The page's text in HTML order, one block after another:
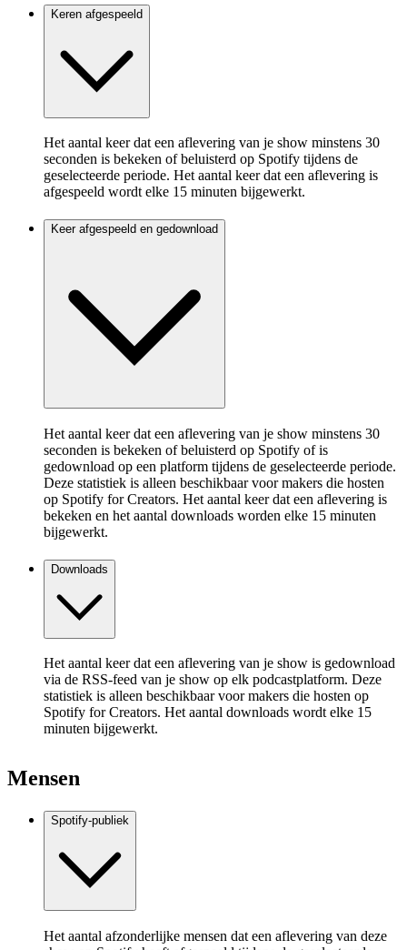
Keren afgespeeld
Het aantal keer dat een aflevering van je show minstens 30
seconden is bekeken of beluisterd op Spotify tijdens de
geselecteerde periode. Het aantal keer dat een aflevering is
afgespeeld wordt elke 15 minuten bijgewerkt.
Keer afgespeeld en gedownload
Het aantal keer dat een aflevering van je show minstens 30
seconden is bekeken of beluisterd op Spotify of is
gedownload op een platform tijdens de geselecteerde periode.
Deze statistiek is alleen beschikbaar voor makers die hosten
op Spotify for Creators. Het aantal keer dat een aflevering is
bekeken en het aantal downloads worden elke 15 minuten
bijgewerkt.
Downloads
Het aantal keer dat een aflevering van je show is gedownload
via de RSS-feed van je show op elk podcastplatform. Deze
statistiek is alleen beschikbaar voor makers die hosten op
Spotify for Creators. Het aantal downloads wordt elke 15
minuten bijgewerkt.
Mensen
Spotify-publiek
Het aantal afzonderlijke mensen dat een aflevering van deze